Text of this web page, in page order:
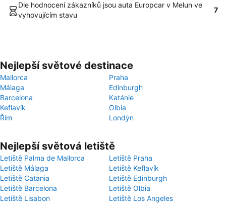
Dle hodnocení zákazníků jsou auta Europcar v Melun ve
vyhovujícím stavu
7
Nejlepší světové destinace
Mallorca
Praha
Málaga
Edinburgh
Barcelona
Katánie
Keflavík
Olbia
Řím
Londýn
Nejlepší světová letiště
Letiště Palma de Mallorca
Letiště Praha
Letiště Málaga
Letiště Keflavík
Letiště Catania
Letiště Edinburgh
Letiště Barcelona
Letiště Olbia
Letiště Lisabon
Letiště Los Angeles